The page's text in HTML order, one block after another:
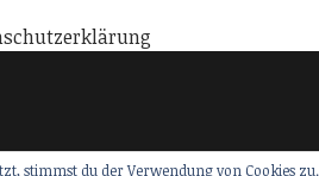
stimmst du der Verwendung von Cookies zu.